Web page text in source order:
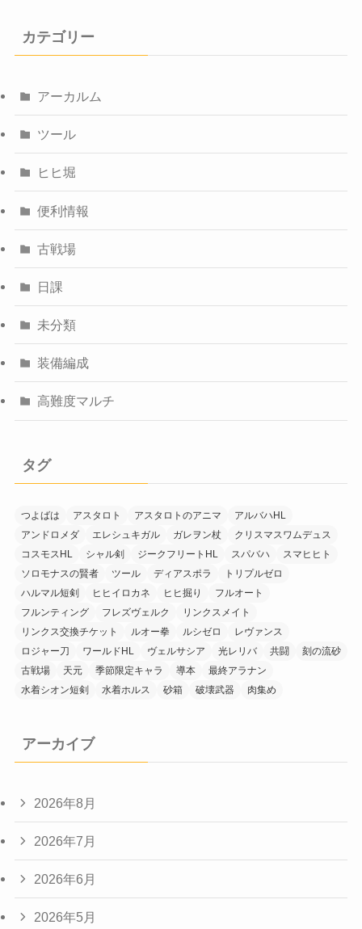
カテゴリー
アーカルム
ツール
ヒヒ堀
便利情報
古戦場
日課
未分類
装備編成
高難度マルチ
タグ
つよばは アスタロト アスタロトのアニマ
アルバハHL
アンドロメダ
エレシュキガル ガレヲン杖
クリスマスワムデュス
コスモスHL
シャル剣 ジークフリートHL スパバハ
スマヒヒト
ソロモナスの賢者
ツール ディアスポラ
トリプルゼロ
ハルマル短剣
ヒヒイロカネ ヒヒ掘り
フルオート
フルンティング
フレズヴェルク
リンクスメイト
リンクス交換チケット
ルオー拳 ルシゼロ
レヴァンス
ロジャー刀
ワールドHL ヴェルサシア 光レリバ 共闘
刻の流砂
古戦場
天元 季節限定キャラ 導本
最終アラナン
水着シオン短剣
水着ホルス 砂箱 破壊武器 肉集め
アーカイブ
2026年8月
2026年7月
2026年6月
2026年5月